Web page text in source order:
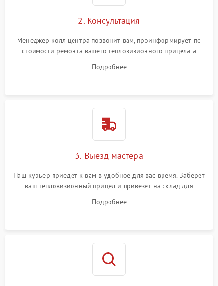
2. Консультация
Менеджер колл центра позвонит вам, проинформирует по
стоимости ремонта вашего тепловизионного прицела а
Подробнее
3. Выезд мастера
Наш курьер приедет к вам в удобное для вас время. Заберет
ваш тепловизионный прицел и привезет на склад для
Подробнее